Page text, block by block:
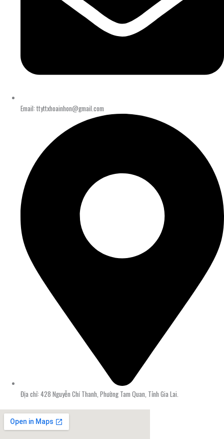
Email: ttyttxhoainhon@gmail.com
Địa chỉ: 428 Nguyễn Chí Thanh, Phường Tam Quan, Tỉnh Gia Lai.